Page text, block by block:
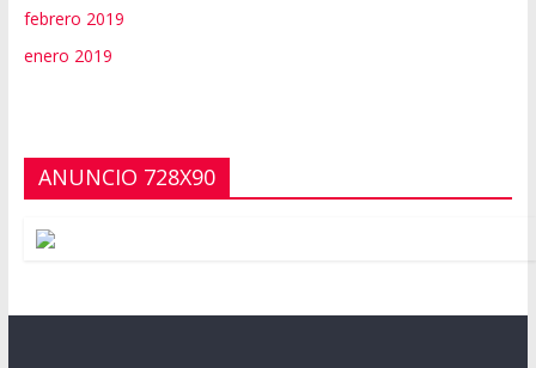
febrero 2019
enero 2019
ANUNCIO 728X90